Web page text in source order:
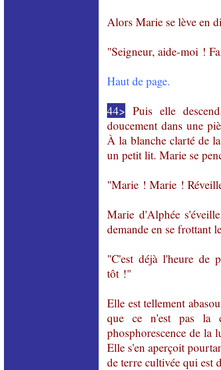
Alors Marie se lève en
"Seigneur, aide-moi !
Haut de page.
44> Puis elle
doucement dans une
À la blanche clarté de
un petit lit. Marie se
"Marie ! Marie !
Marie d'Alphée
demande en se frottant
"C'est déjà l'heure de
tôt !"
Elle est tellement
que ce n'est pas la
phosphorescence de la
Elle s'en aperçoit
de terre cultivée qui est